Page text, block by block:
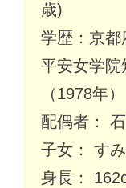
歳)
学歴：京都
平安女学院
（1978年）
配偶者：
子女： す
身長：